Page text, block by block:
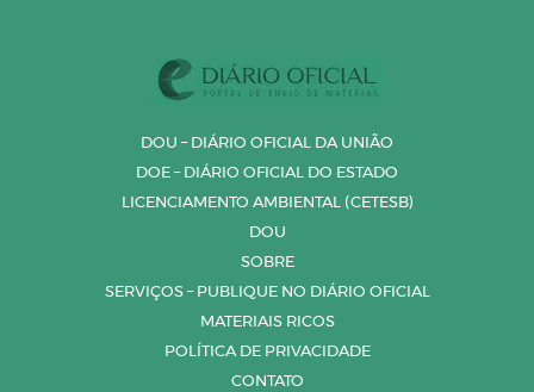
DOU – DIÁRIO OFICIAL DA UNIÃO
DOE – DIÁRIO OFICIAL DO ESTADO
LICENCIAMENTO AMBIENTAL (CETESB)
DOU
SOBRE
SERVIÇOS – PUBLIQUE NO DIÁRIO OFICIAL
MATERIAIS RICOS
POLÍTICA DE PRIVACIDADE
CONTATO